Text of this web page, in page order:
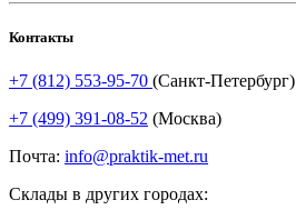
Контакты
+7 (812) 553-95-70 (Санкт-Петербург)
+7 (499) 391-08-52 (Москва)
Почта: info@praktik-met.ru
Склады в других городах: